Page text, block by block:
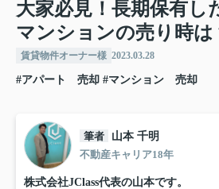
大家必見！長期保有し
マンションの売り時は
賃貸物件オーナー様 2023.03.28
#アパート 売却 #マンション 売却
筆者
山本 千明
不動産キャリア18年
株式会社JClass代表の山本です。